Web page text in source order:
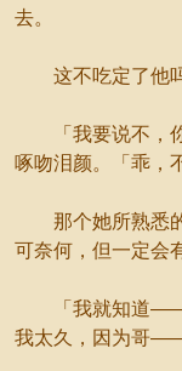
去。
这不吃定了他
「我要说不，你
啄吻泪颜。「乖，
那个她所熟悉的
可奈何，但一定会
「我就知道——
我太久，因为哥——